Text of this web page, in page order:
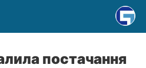
постачання